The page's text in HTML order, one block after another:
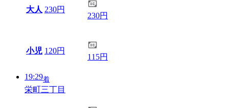
大人 230円
230円
小児 120円
115円
19:29着
栄町三丁目